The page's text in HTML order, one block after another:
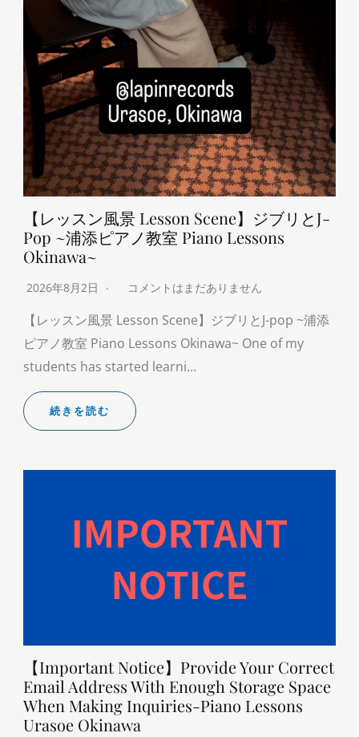
【レッスン風景 Lesson Scene】ジブリとJ-
Pop ~浦添ピアノ教室 Piano Lessons
Okinawa~
2026年8月2日 コメントはまだありません
【レッスン風景 Lesson Scene】ジブリとJ-pop ~浦添
ピアノ教室 Piano Lessons Okinawa~ One of my
students has started learni…
続きを読む
【Important Notice】Provide Your Correct
Email Address With Enough Storage Space
When Making Inquiries-Piano Lessons
Urasoe Okinawa